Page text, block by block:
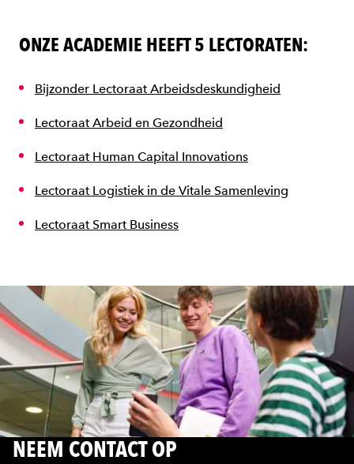
ONZE ACADEMIE HEEFT 5 LECTORATEN:
Bijzonder Lectoraat Arbeidsdeskundigheid
Lectoraat Arbeid en Gezondheid
Lectoraat Human Capital Innovations
Lectoraat Logistiek in de Vitale Samenleving
Lectoraat Smart Business
NEEM CONTACT OP